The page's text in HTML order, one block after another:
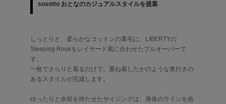
sosotto おとなのカジュアルスタイルを提案
しっとりと、柔らかなコットンの裏毛に、LIBERTYの
Sleeping Roseをレイヤード風に合わせたプルオーバーで
す。
一枚でさらりと着るだけで、重ね着したかのような奥行きの
あるスタイルが完成します。
ゆったりと余裕を持たせたサイジングは、身体のラインを拾